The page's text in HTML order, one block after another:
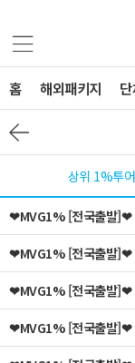
홈 해외패키지
상위 1%투어